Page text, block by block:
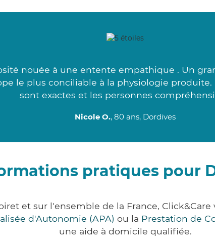
nouée à une entente empathique . Un
le plus conciliable à la physiologie
sont exactes et les personnes
Nicole O., 80 ans, Dordives
pratiques pour
et sur l'ensemble de la France,
d'Autonomie (APA) ou la Prestation de
une aide à domicile qualifiée.